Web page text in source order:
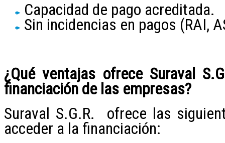
Capacidad de pago acreditada.
Sin incidencias en pagos (RAI,
¿Qué ventajas ofrece Suraval
financiación de las empresas?
Suraval S.G.R. ofrece las
acceder a la financiación: